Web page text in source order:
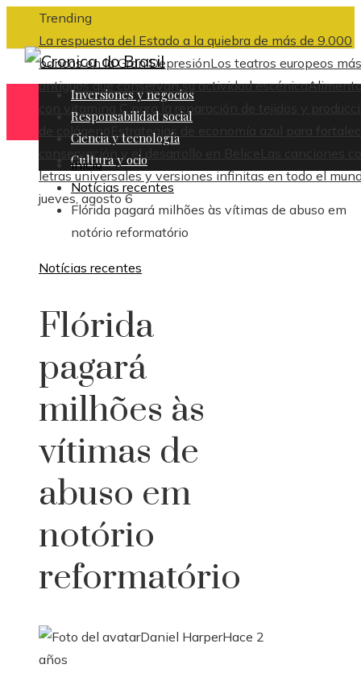
Trending
La respuesta del Estado a la quiebra de más de 9.000
bancos en la Gran DepresiónLos teatros europeos más
antiguos que conservan su actividad escénica
con vitamina C para la reparación de tejidos y
de colágeno Estrategias de economía azul para
conservación y el desarrollo en Belice Las canciones
letras universales y versiones infinitas en todo el
jueves, agosto 6
Inversiones y negocios
Responsabilidad social
Ciencia y tecnología
Cultura y ocio
Inicio
Notícias recentes
Flórida pagará milhões às vítimas de abuso em
notório reformatório
Notícias recentes
Flórida
pagará
milhões às
vítimas de
abuso em
notório
reformatório
Daniel HarperHace 2
años